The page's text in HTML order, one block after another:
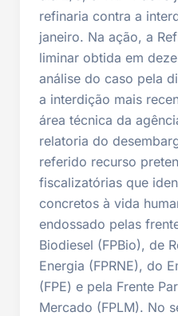
refinaria contra a
janeiro. Na ação, a
liminar obtida em
análise do caso pela
a interdição mais
área técnica da
relatoria do
referido recurso
fiscalizatórias que
concretos à vida
endossado pelas
Biodiesel (FPBio), de
Energia (FPRNE), do
(FPE) e pela Frente
Mercado (FPLM). No